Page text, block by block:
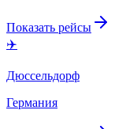
Показать рейсы
✈️
Дюссельдорф
Германия